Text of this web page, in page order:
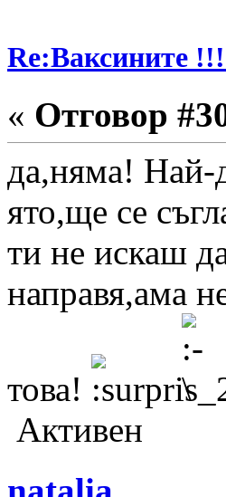
Re:Ваксините
« Отговор
да,няма! Най-
ято,ще се
ти не искаш
направя,ама
това!
Активен